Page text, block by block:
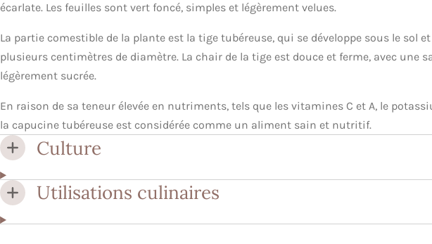
écarlate. Les feuilles sont vert foncé, simples et légèrement velues.
La partie comestible de la plante est la tige tubéreuse, qui se développe sous le sol
plusieurs centimètres de diamètre. La chair de la tige est douce et ferme, avec une
légèrement sucrée.
En raison de sa teneur élevée en nutriments, tels que les vitamines C et A, le
la capucine tubéreuse est considérée comme un aliment sain et nutritif.
Culture
Utilisations culinaires